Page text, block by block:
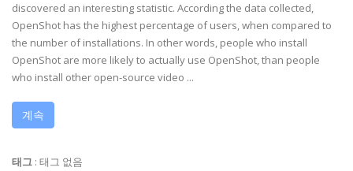
discovered an interesting statistic. According the data collected,
OpenShot has the highest percentage of users, when compared to
the number of installations. In other words, people who install
OpenShot are more likely to actually use OpenShot, than people
who install other open-source video ...
계속
태그 : 태그 없음